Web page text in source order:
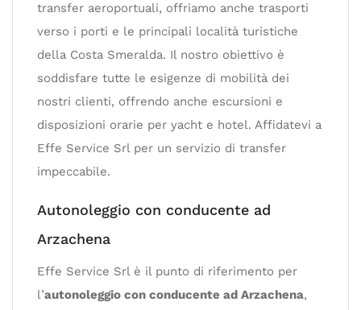
transfer aeroportuali, offriamo anche trasporti
verso i porti e le principali località turistiche
della Costa Smeralda. Il nostro obiettivo è
soddisfare tutte le esigenze di mobilità dei
nostri clienti, offrendo anche escursioni e
disposizioni orarie per yacht e hotel. Affidatevi a
Effe Service Srl per un servizio di transfer
impeccabile.
Autonoleggio con conducente ad
Arzachena
Effe Service Srl è il punto di riferimento per
l’autonoleggio con conducente ad Arzachena,